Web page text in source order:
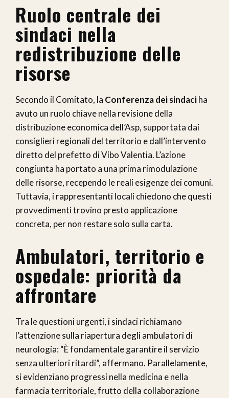
Ruolo centrale dei
sindaci nella
redistribuzione delle
risorse
Secondo il Comitato, la Conferenza dei sindaciha
avuto un ruolo chiave nella revisione della
distribuzione economica dell’Asp, supportata dai
consiglieri regionali del territorio e dall’intervento
diretto del prefetto di Vibo Valentia. L’azione
congiunta ha portato a una prima rimodulazione
delle risorse, recependo le reali esigenze dei comuni.
Tuttavia, i rappresentanti locali chiedono che questi
provvedimenti trovino presto applicazione
concreta, per non restare solo sulla carta.
Ambulatori, territorio e
ospedale: priorità da
affrontare
Tra le questioni urgenti, i sindaci richiamano
l’attenzione sulla riapertura degli ambulatori di
neurologia: “È fondamentale garantire il servizio
senza ulteriori ritardi”, affermano. Parallelamente,
si evidenziano progressi nella medicina e nella
farmacia territoriale, frutto della collaborazione